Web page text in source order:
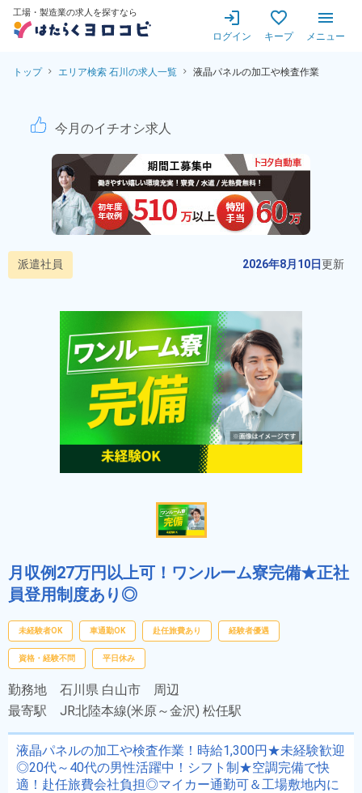
工場・製造業の求人を探すなら
ログイン キープ メニュー
トップ エリア検索 石川の求人一覧 液晶パネルの加工や検査作業
液晶パネルの加工や検査作
今月のイチオシ求人
派遣社員 2026年8月10日更新
月収例27万円以上可！ワンルーム寮完備★正社
員登用制度あり◎
未経験者OK 車通勤OK 赴任旅費あり 経験者優遇
資格・経験不問 平日休み
勤務地 石川県 白山市 周辺
最寄駅 JR北陸本線(米原～金沢) 松任駅
液晶パネルの加工や検査作業！時給1,300円★未経験歓迎
◎20代～40代の男性活躍中！シフト制★空調完備で快
適！赴任旅費会社負担◎マイカー通勤可＆工場敷地内に